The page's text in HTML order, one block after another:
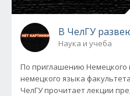
В ЧелГУ
Наука и учеба
По приглашению Немецкого
немецкого языка
ЧелГУ прочитает лекции